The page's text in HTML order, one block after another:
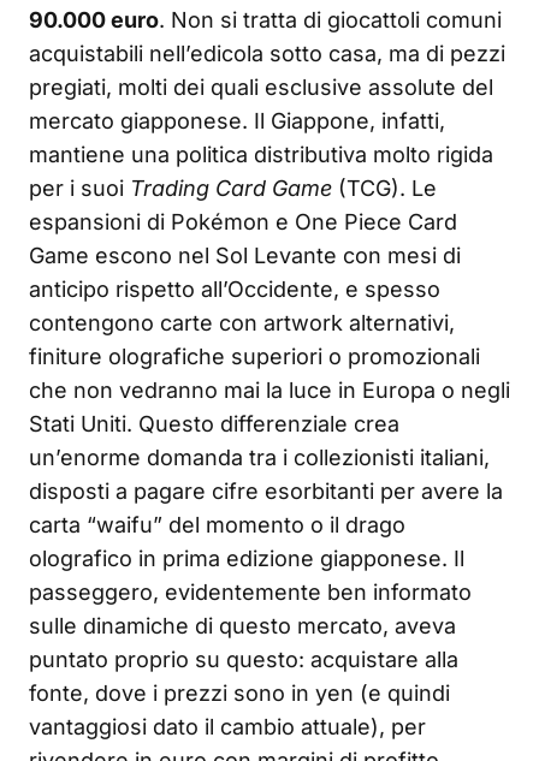
90.000 euro. Non si tratta di giocattoli comuni
acquistabili nell’edicola sotto casa, ma di pezzi
pregiati, molti dei quali esclusive assolute del
mercato giapponese. Il Giappone, infatti,
mantiene una politica distributiva molto rigida
per i suoi Trading Card Game (TCG). Le
espansioni di Pokémon e One Piece Card
Game escono nel Sol Levante con mesi di
anticipo rispetto all’Occidente, e spesso
contengono carte con artwork alternativi,
finiture olografiche superiori o promozionali
che non vedranno mai la luce in Europa o negli
Stati Uniti. Questo differenziale crea
un’enorme domanda tra i collezionisti italiani,
disposti a pagare cifre esorbitanti per avere la
carta “waifu” del momento o il drago
olografico in prima edizione giapponese. Il
passeggero, evidentemente ben informato
sulle dinamiche di questo mercato, aveva
puntato proprio su questo: acquistare alla
fonte, dove i prezzi sono in yen (e quindi
vantaggiosi dato il cambio attuale), per